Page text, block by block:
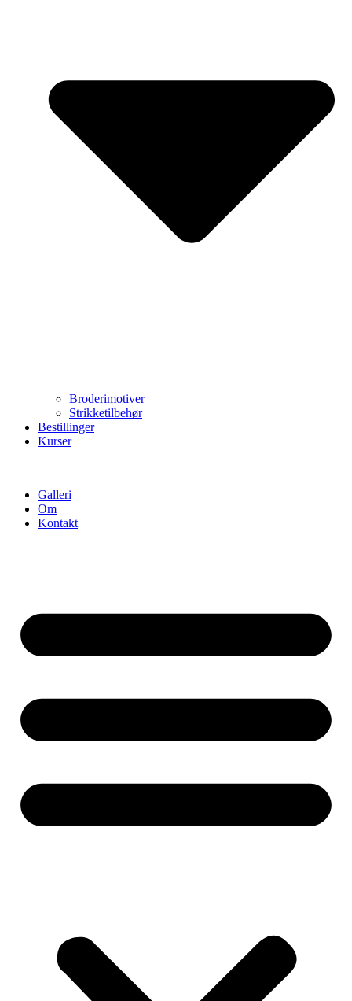
Broderimotiver
Strikketilbehør
Bestillinger
Kurser
Galleri
Om
Kontakt